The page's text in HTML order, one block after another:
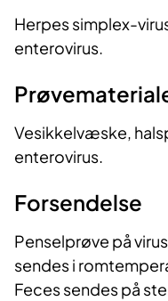
Herpes simplex-
enterovirus.
Vesikkelvæske,
enterovirus.
Forsendelse
Penselprøve på
sendes i
Feces sendes på